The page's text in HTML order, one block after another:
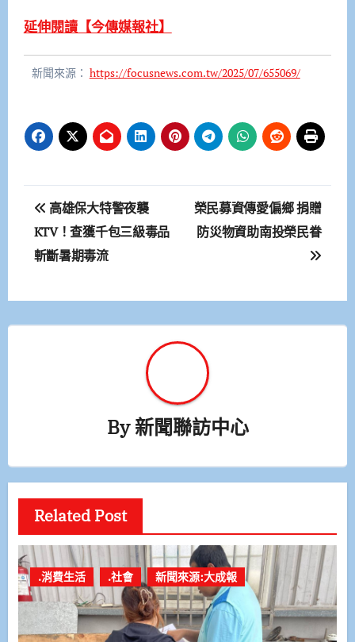
延伸閱讀【今傳媒報社】
新聞來源： https://focusnews.com.tw/2025/07/655069/
文
章
導
覽
高雄保大特警夜襲
KTV！查獲千包三級毒品
斬斷暑期毒流
榮民募資傳愛偏鄉 捐贈
防災物資助南投榮民眷
By新聞聯訪中心
Related Post
.消費生活 .社會 新聞來源:大成報